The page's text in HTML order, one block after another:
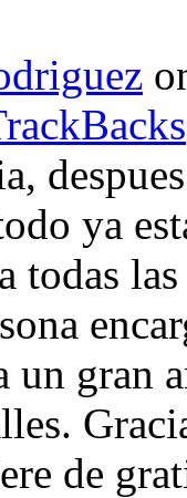
ya
todas
un gran
de